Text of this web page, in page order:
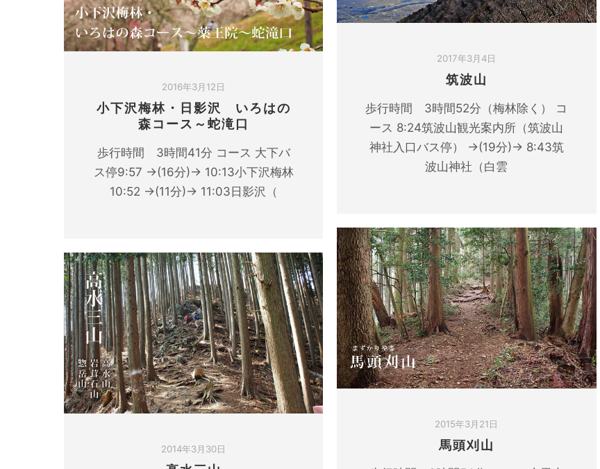
2017年3月4日
筑波山
歩行時間 3時間52分（梅林除く） コ
ース 8:24筑波山観光案内所（筑波山
神社入口バス停） →(19分)→ 8:43筑
波山神社（白雲
2016年3月12日
小下沢梅林・日影沢 いろはの
森コース～蛇滝口
歩行時間 3時間41分 コース 大下バ
ス停9:57 →(16分)→ 10:13小下沢梅林
10:52 →(11分)→ 11:03日影沢（
2015年3月21日
馬頭刈山
2014年3月30日